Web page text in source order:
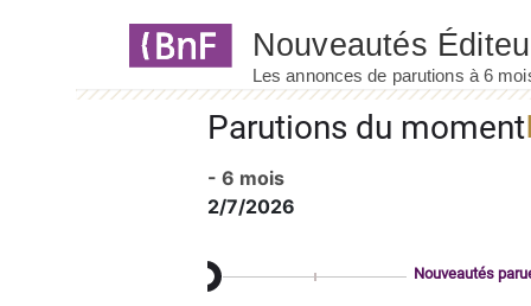
Parutions du moment
- 6 mois
2/7/2026
Nouveautés